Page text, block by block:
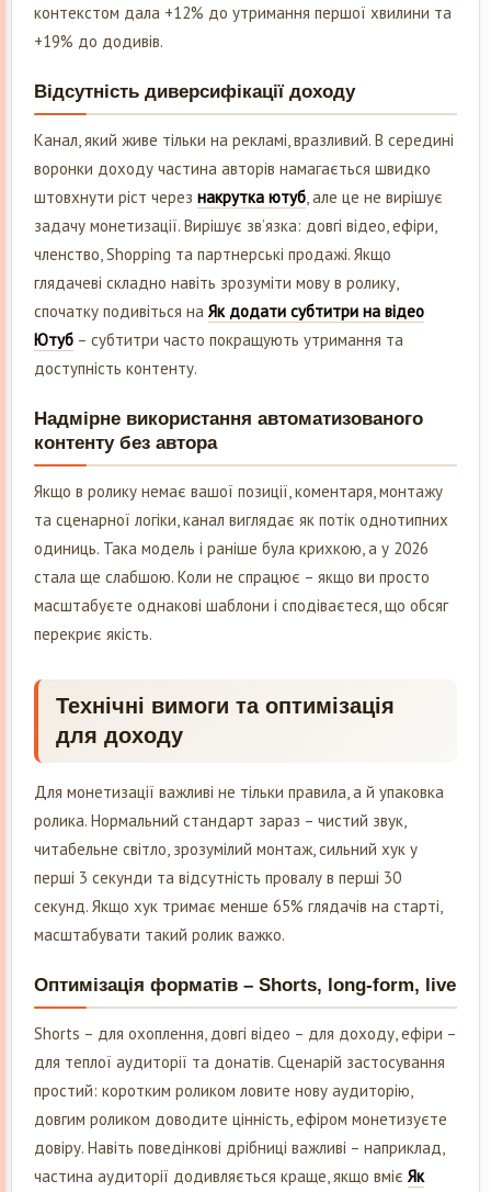
контекстом дала +12% до утримання першої хвилини та
+19% до додивів.
Відсутність диверсифікації доходу
Канал, який живе тільки на рекламі, вразливий. В середині
воронки доходу частина авторів намагається швидко
штовхнути ріст через накрутка ютуб, але це не вирішує
задачу монетизації. Вирішує зв’язка: довгі відео, ефіри,
членство, Shopping та партнерські продажі. Якщо
глядачеві складно навіть зрозуміти мову в ролику,
спочатку подивіться на Як додати субтитри на відео
Ютуб – субтитри часто покращують утримання та
доступність контенту.
Надмірне використання автоматизованого
контенту без автора
Якщо в ролику немає вашої позиції, коментаря, монтажу
та сценарної логіки, канал виглядає як потік однотипних
одиниць. Така модель і раніше була крихкою, а у 2026
стала ще слабшою. Коли не спрацює – якщо ви просто
масштабуєте однакові шаблони і сподіваєтеся, що обсяг
перекриє якість.
Технічні вимоги та оптимізація
для доходу
Для монетизації важливі не тільки правила, а й упаковка
ролика. Нормальний стандарт зараз – чистий звук,
читабельне світло, зрозумілий монтаж, сильний хук у
перші 3 секунди та відсутність провалу в перші 30
секунд. Якщо хук тримає менше 65% глядачів на старті,
масштабувати такий ролик важко.
Оптимізація форматів – Shorts, long-form, live
Shorts – для охоплення, довгі відео – для доходу, ефіри –
для теплої аудиторії та донатів. Сценарій застосування
простий: коротким роликом ловите нову аудиторію,
довгим роликом доводите цінність, ефіром монетизуєте
довіру. Навіть поведінкові дрібниці важливі – наприклад,
частина аудиторії додивляється краще, якщо вміє Як